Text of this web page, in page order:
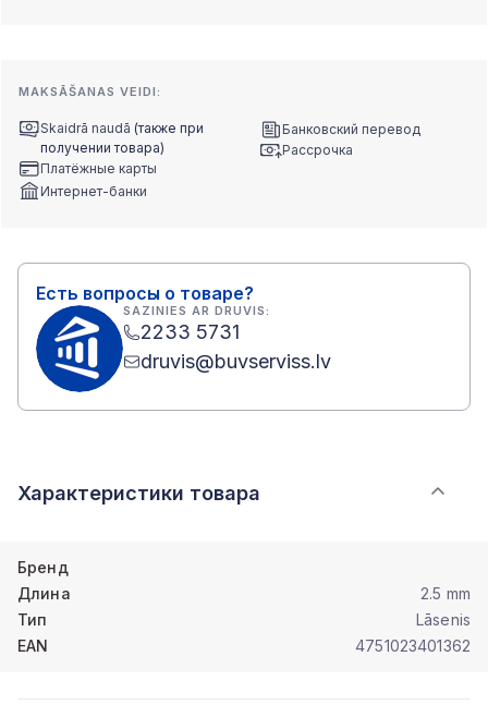
MAKSĀŠANAS VEIDI:
Skaidrā naudā (также при
получении товара)
Платёжные карты
Интернет-банки
Банковский перевод
Рассрочка
Есть вопросы о товаре?
SAZINIES AR DRUVIS:
2233 5731
druvis@buvserviss.lv
Характеристики товара
Бренд
Длина
2.5 mm
Тип
Lāsenis
EAN
4751023401362